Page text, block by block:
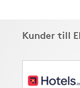
Kunder till